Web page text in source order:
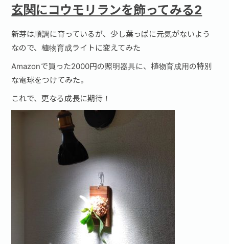
玄関にコウモリランを飾ってみる2
新芽は順調に育っているが、少し葉っぱに元気がないよう
なので、植物育成ライトに変えてみた
Amazonで買った2000円の照明器具に、植物育成用の特別
な電球をつけてみた。
これで、更なる成長に期待！